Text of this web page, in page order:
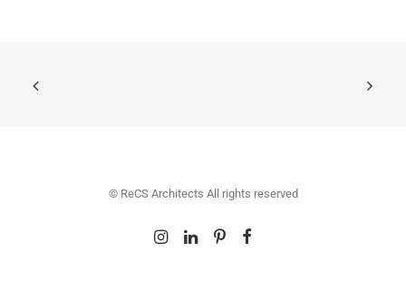
© ReCS Architects All rights reserved